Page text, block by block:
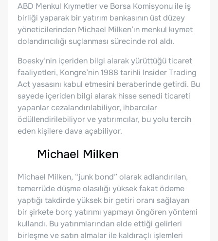
ABD Menkul Kıymetler ve Borsa Komisyonu ile iş
birliği yaparak bir yatırım bankasının üst düzey
yöneticilerinden Michael Milken’ın menkul kıymet
dolandırıcılığı suçlanması sürecinde rol aldı.
Boesky’nin içeriden bilgi alarak yürüttüğü ticaret
faaliyetleri, Kongre’nin 1988 tarihli Insider Trading
Act yasasını kabul etmesini beraberinde getirdi. Bu
sayede içeriden bilgi alarak hisse senedi ticareti
yapanlar cezalandırılabiliyor, ihbarcılar
ödüllendirilebiliyor ve yatırımcılar, bu yolu tercih
eden kişilere dava açabiliyor.
Michael Milken
Michael Milken, “junk bond” olarak adlandırılan,
temerrüde düşme olasılığı yüksek fakat ödeme
yaptığı takdirde yüksek bir getiri oranı sağlayan
bir şirkete borç yatırımı yapmayı öngören yöntemi
kullandı. Bu yatırımlarından elde ettiği gelirleri
birleşme ve satın almalar ile kaldıraçlı işlemleri